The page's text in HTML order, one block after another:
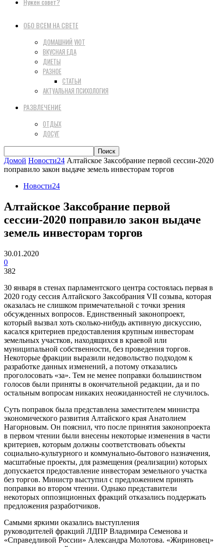
ОБО ВСЕМ НА СВЕТЕ
ДОМАШНИЙ УЮТ
ВКУСНАЯ ЕДА
ДИЕТЫ
РАЗНОЕ
СТАТЬИ
АКТУАЛЬНАЯ ПСИХОЛОГИЯ
РАЗВЛЕЧЕНИЕ
ОТДЫХ
ДОСУГ
Домой Новости24 Алтайское Заксобрание первой сессии-2020
поправило закон выдаче земель инвесторам торгов
Новости24
Алтайское Заксобрание первой
сессии-2020 поправило закон выдаче
земель инвесторам торгов
30.01.2020
0
382
30 января в стенах парламентского центра состоялась первая в
2020 году сессия Алтайского Заксобрания VII созыва, которая
оказалась не слишком примечательной с точки зрения
обсужденных вопросов. Единственный законопроект,
который вызвал хоть сколько-нибудь активную дискуссию,
касался критериев предоставления крупным инвесторам
земельных участков, находящихся в краевой или
муниципальной собственности, без проведения торгов.
Некоторые фракции выразили недовольство подходом к
разработке данных изменений, а потому отказались
проголосовать «за». Тем не менее поправки большинством
голосов были приняты в окончательной редакции, да и по
остальным вопросам никаких неожиданностей не случилось.
Суть поправок была представлена заместителем министра
экономического развития Алтайского края Анатолием
Нагорновым. Он пояснил, что после принятия законопроекта
в первом чтении были внесены некоторые изменения в части
критериев, которым должны соответствовать объекты
социально-культурного и коммунально-бытового назначения,
масштабные проекты, для размещения (реализации) которых
допускается предоставление инвесторам земельного участка
без торгов. Министр выступил с предложением принять
поправки во втором чтении. Однако представители
некоторых оппозиционных фракций отказались поддержать
предложения разработчиков.
Самыми яркими оказались выступления
руководителей фракций ЛДПР Владимира Семенова и
«Справедливой России» Александра Молотова. «Жириновец»